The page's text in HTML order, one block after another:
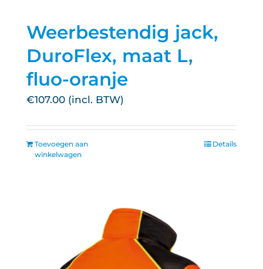
Weerbestendig jack,
DuroFlex, maat L,
fluo-oranje
€107.00
Toevoegen aan
winkelwagen
Details